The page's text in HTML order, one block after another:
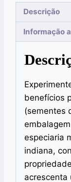
Descrição
Informação
benefícios
(sementes
especiaria
indiana,
acrescenta